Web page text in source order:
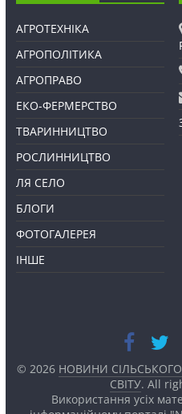
АГРОТЕХНІКА
АГРОПОЛІТИКА
АГРОПРАВО
ЕКО-ФЕРМЕРСТВО
ТВАРИННИЦТВО
РОСЛИННИЦТВО
ЛЯ СЕЛО
БЛОГИ
ФОТОГАЛЕРЕЯ
ІНШЕ
© 2026 НОВИНИ
СВІТУ. All
Використання усіх